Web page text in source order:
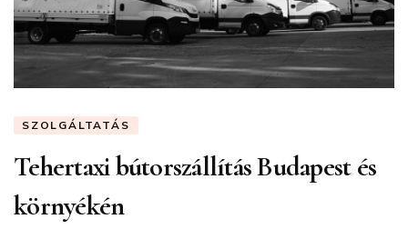
SZOLGÁLTATÁS
Tehertaxi bútorszállítás Budapest és
környékén